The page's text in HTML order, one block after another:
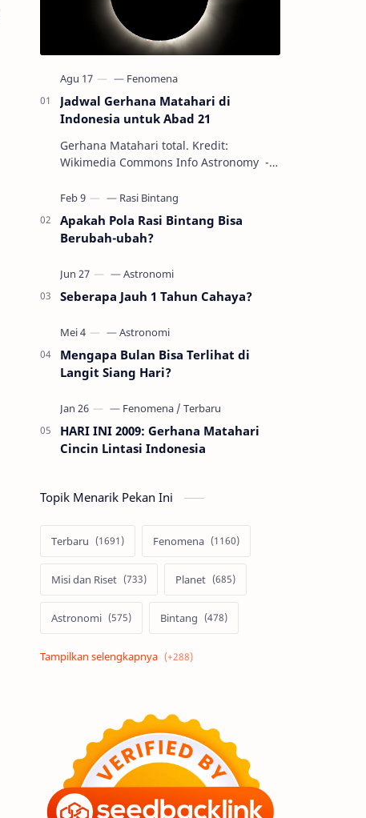
Jadwal Gerhana Matahari di
Indonesia untuk Abad 21
Gerhana Matahari total. Kredit:
Wikimedia Commons Info Astronomy -
gerhana Matahari akan terjadi sebanyak
22…
Apakah Pola Rasi Bintang Bisa
Berubah-ubah?
Seberapa Jauh 1 Tahun Cahaya?
Mengapa Bulan Bisa Terlihat di
Langit Siang Hari?
HARI INI 2009: Gerhana Matahari
Cincin Lintasi Indonesia
Topik Menarik Pekan Ini
Terbaru Fenomena
Misi dan Riset Planet
Astronomi Bintang
Alam semesta Galaksi
Tata Surya
Hype Astronot
Asteroid Observasi